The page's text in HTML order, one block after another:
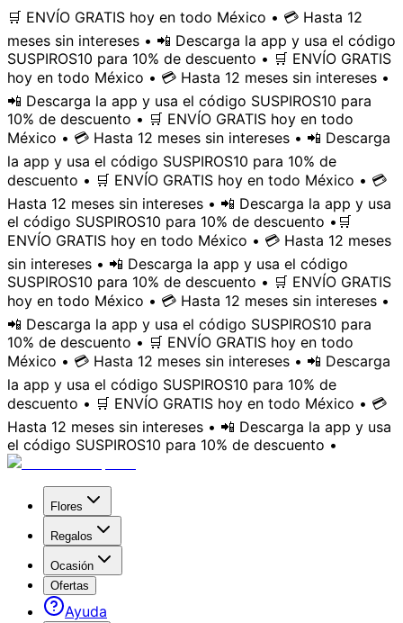
🛒 ENVÍO GRATIS hoy en todo México • 💳 Hasta 12
meses sin intereses • 📲 Descarga la app y usa el código
SUSPIROS10 para 10% de descuento • 🛒 ENVÍO GRATIS
hoy en todo México • 💳 Hasta 12 meses sin intereses •
📲 Descarga la app y usa el código SUSPIROS10 para
10% de descuento • 🛒 ENVÍO GRATIS hoy en todo
México • 💳 Hasta 12 meses sin intereses • 📲 Descarga
la app y usa el código SUSPIROS10 para 10% de
descuento • 🛒 ENVÍO GRATIS hoy en todo México • 💳
Hasta 12 meses sin intereses • 📲 Descarga la app y usa
el código SUSPIROS10 para 10% de descuento • 🛒
ENVÍO GRATIS hoy en todo México • 💳 Hasta 12 meses
sin intereses • 📲 Descarga la app y usa el código
SUSPIROS10 para 10% de descuento • 🛒 ENVÍO GRATIS
hoy en todo México • 💳 Hasta 12 meses sin intereses •
📲 Descarga la app y usa el código SUSPIROS10 para
10% de descuento • 🛒 ENVÍO GRATIS hoy en todo
México • 💳 Hasta 12 meses sin intereses • 📲 Descarga
la app y usa el código SUSPIROS10 para 10% de
descuento • 🛒 ENVÍO GRATIS hoy en todo México • 💳
Hasta 12 meses sin intereses • 📲 Descarga la app y usa
el código SUSPIROS10 para 10% de descuento •
Flores
Regalos
Ocasión
Ofertas
Ayuda